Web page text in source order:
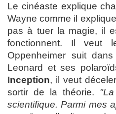
Le cinéaste explique
Wayne comme il
pas à tuer la magie, il
fonctionnent. Il veut
Oppenheimer suit
Leonard et ses
Inception, il veut
sortir de la théorie.
scientifique. Parmi mes